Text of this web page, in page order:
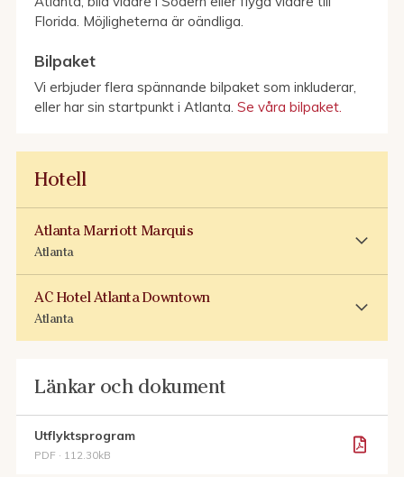
Florida. Möjligheterna är oändliga.
Bilpaket
Vi erbjuder flera spännande bilpaket som inkluderar,
eller har sin startpunkt i Atlanta. Se våra bilpaket.
Hotell
Atlanta Marriott Marquis
Atlanta
AC Hotel Atlanta Downtown
Atlanta
Länkar och dokument
Utflyktsprogram
PDF · 112.30kB